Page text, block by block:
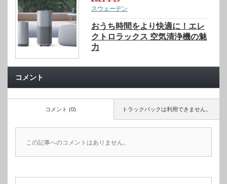
スウェーデン
おうち時間をより快適に！エレ
クトロラックス 空気清浄機の魅
力
コメント
トラックバックは利用できません。
コメント (0)
この記事へのコメントはありません。